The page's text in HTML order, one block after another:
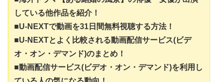
している他作品を紹介！
■U-NEXTで動画を31日間無料視聴する方法！
■U-NEXTとよく比較される動画配信サービス(ビデ
オ・オン・デマンド)のまとめ！
■動画配信サービス(ビデオ・オン・デマンド)を利用し